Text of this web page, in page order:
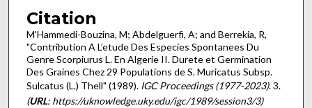
Citation
M'Hammedi-Bouzina, M; Abdelguerfi, A; and Berrekia, R,
"Contribution A L’etude Des Especies Spontanees Du
Genre Scorpiurus L. En Algerie II. Durete et Germination
Des Graines Chez 29 Populations de S. Muricatus Subsp.
Sulcatus (L.) Thell" (1989). IGC Proceedings (1977-2023). 3.
(URL: https://uknowledge.uky.edu/igc/1989/session3/3)